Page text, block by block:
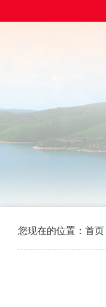
您现在的位置： 首页